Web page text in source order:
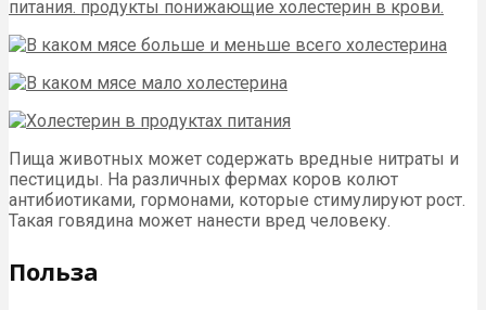
Пища животных может содержать вредные нитраты и
пестициды. На различных фермах коров колют
антибиотиками, гормонами, которые стимулируют рост.
Такая говядина может нанести вред человеку.
Польза